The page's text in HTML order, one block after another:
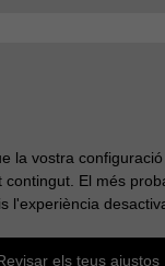
la vostra
contingut. El més
l'experiència
els teus ajustos